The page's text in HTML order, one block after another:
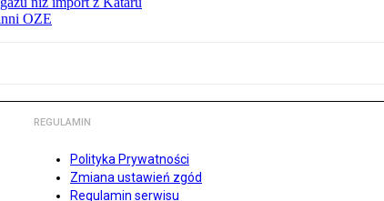
OZE
REGULAMIN
Polityka Prywatności
Zmiana ustawień zgód
Regulamin serwisu